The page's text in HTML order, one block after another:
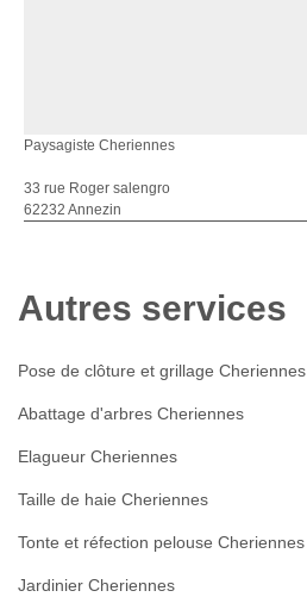
Paysagiste Cheriennes
33 rue Roger salengro
62232 Annezin
Autres services
Pose de clôture et grillage Cheriennes
Abattage d'arbres Cheriennes
Elagueur Cheriennes
Taille de haie Cheriennes
Tonte et réfection pelouse Cheriennes
Jardinier Cheriennes